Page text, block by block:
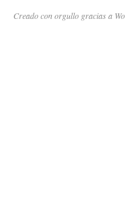
Creado con orgullo gracias a